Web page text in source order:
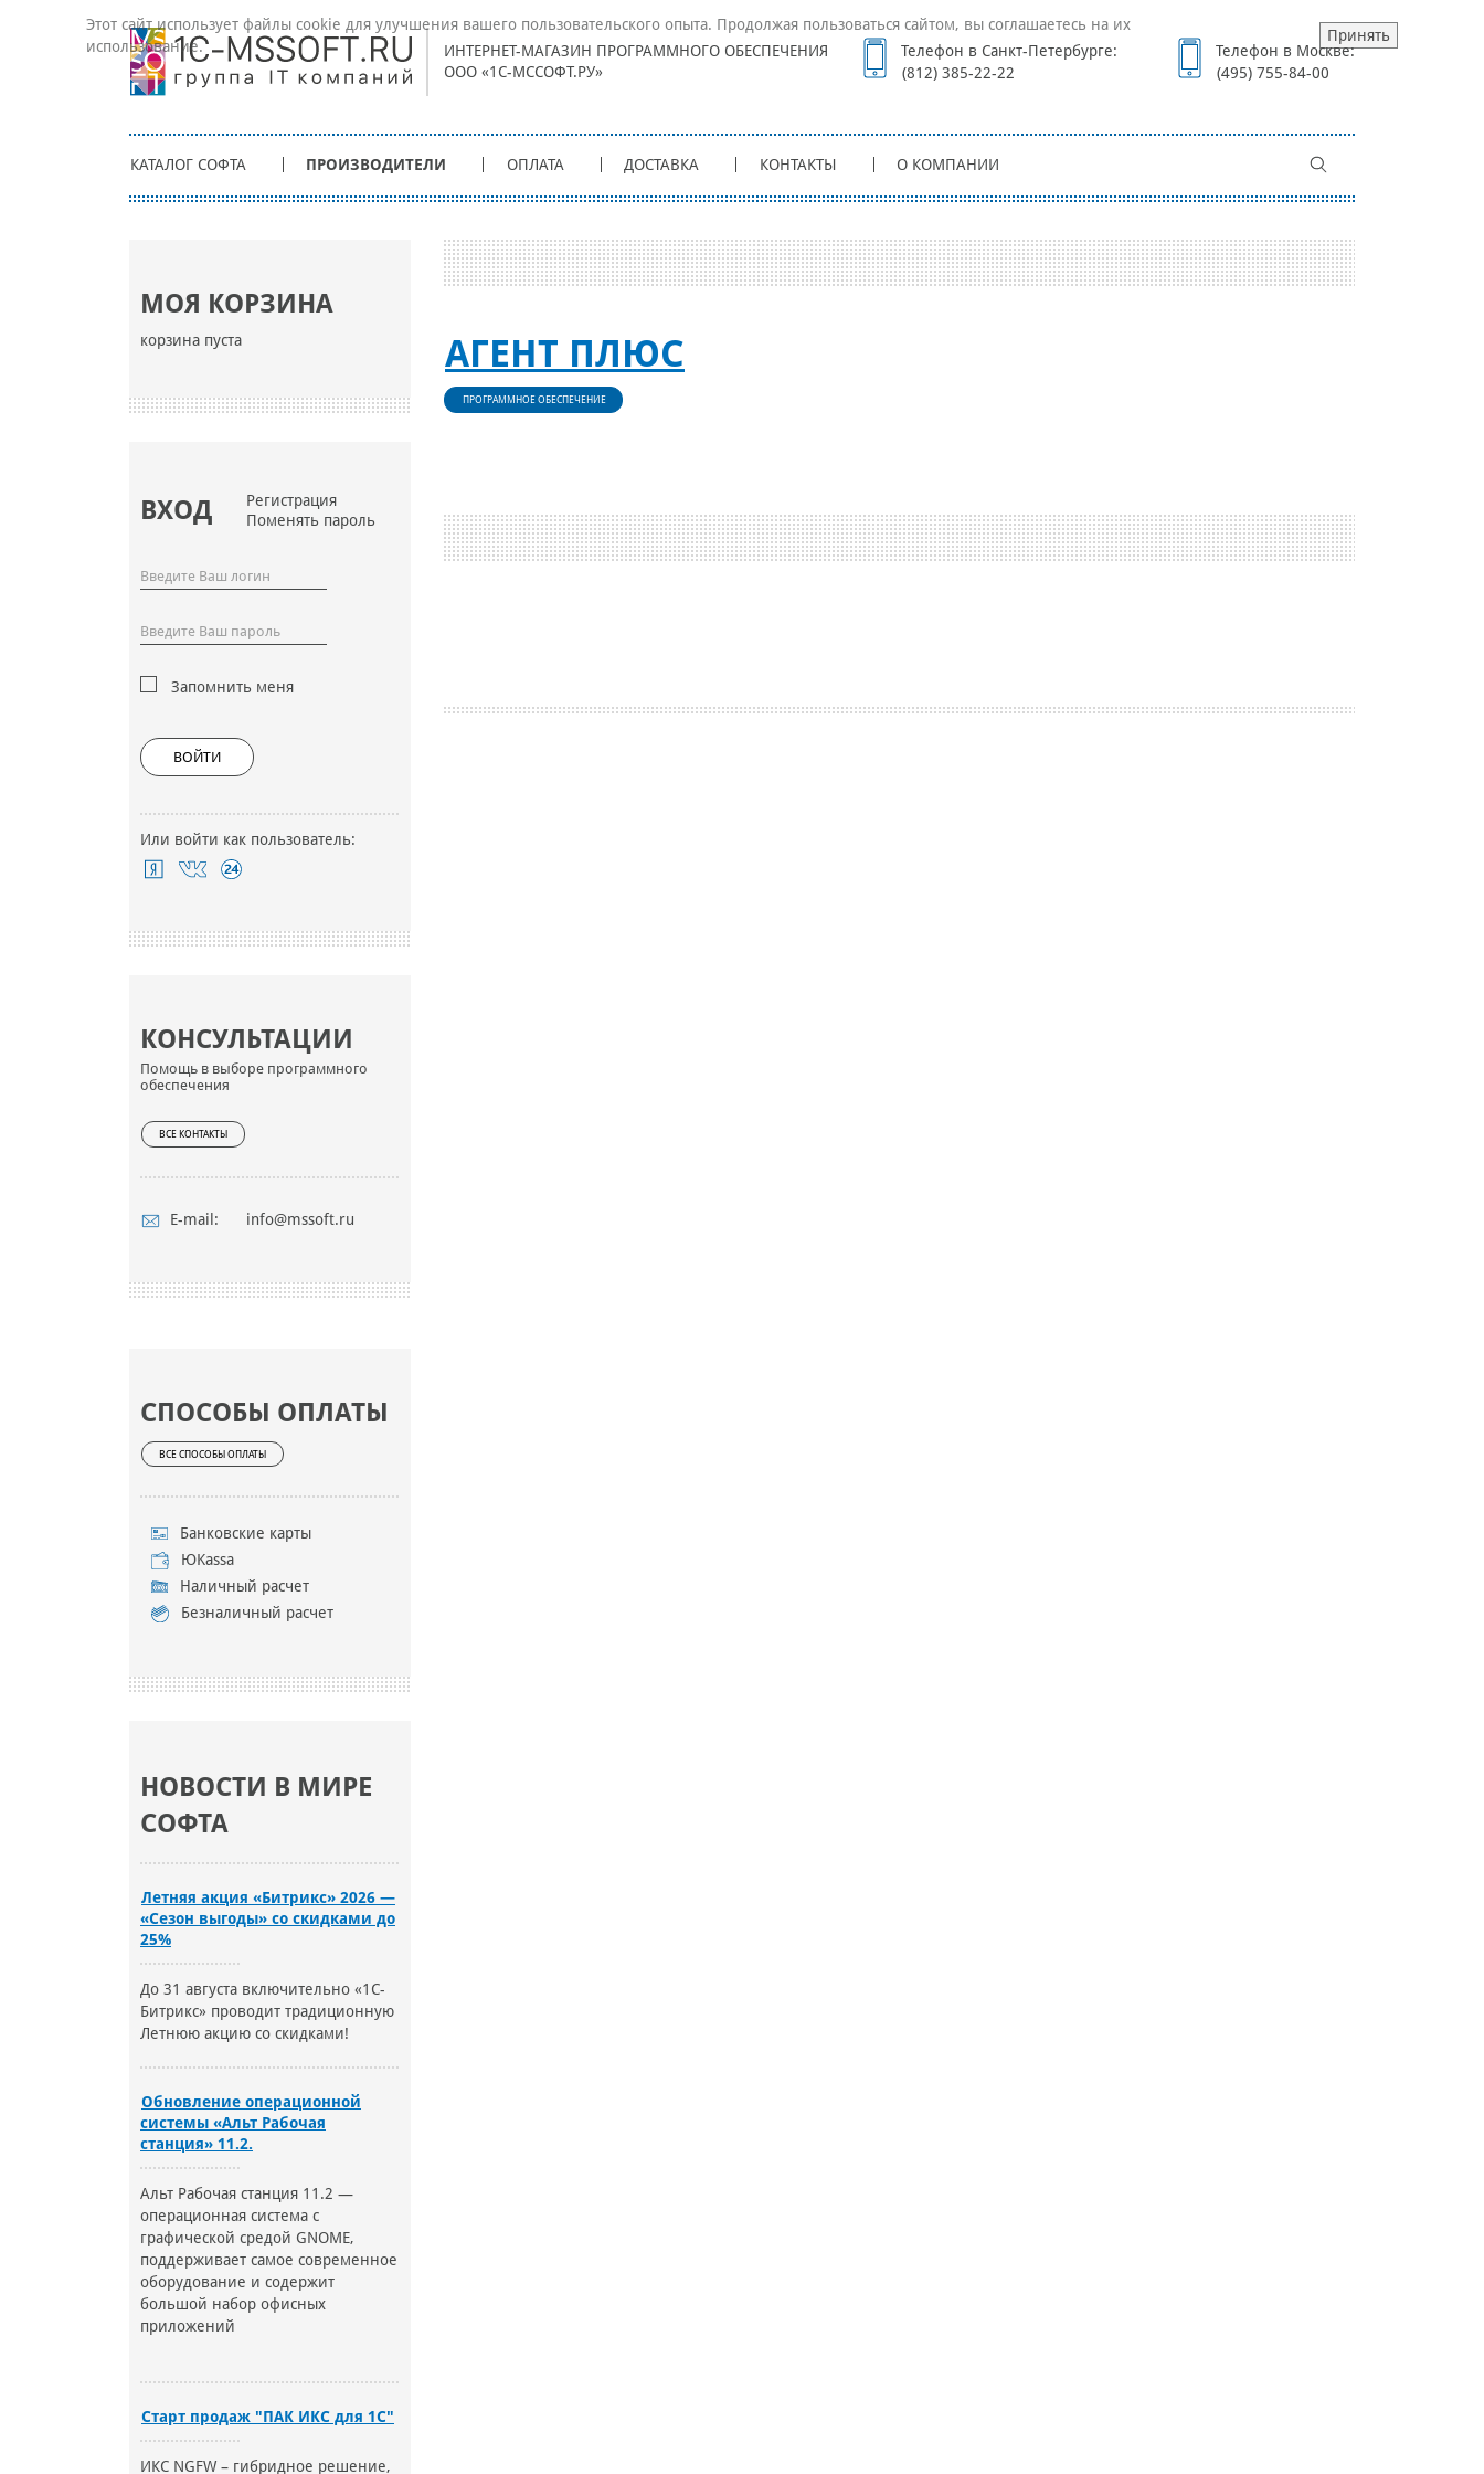
ИНТЕРНЕТ-МАГАЗИН ПРОГРАММНОГО ОБЕСПЕЧЕНИЯ
ООО «1С-МССОФТ.РУ»
Телефон в Санкт-Петербурге:
(812) 385-22-22
Телефон в Москве:
(495) 755-84-00
КАТАЛОГ СОФТА ПРОИЗВОДИТЕЛИ ОПЛАТА ДОСТАВКА КОНТАКТЫ О КОМПАНИИ
МОЯ КОРЗИНА
корзина пуста
ВХОД
Регистрация
Поменять пароль
Запомнить меня
ВОЙТИ
Или войти как пользователь:
КОНСУЛЬТАЦИИ
Помощь в выборе программного
обеспечения
ВСЕ КОНТАКТЫ
E-mail: info@mssoft.ru
СПОСОБЫ ОПЛАТЫ
ВСЕ СПОСОБЫ ОПЛАТЫ
Банковские карты
ЮKassa
Наличный расчет
Безналичный расчет
НОВОСТИ В МИРЕ
СОФТА
Летняя акция «Битрикс» 2026 —
«Сезон выгоды» со скидками до
25%
До 31 августа включительно «1С-
Битрикс» проводит традиционную
Летнюю акцию со скидками!
Обновление операционной
системы «Альт Рабочая
станция» 11.2.
Альт Рабочая станция 11.2 —
операционная система с
графической средой GNOME,
поддерживает самое современное
оборудование и содержит
большой набор офисных
приложений
Старт продаж "ПАК ИКС для 1С"
ИКС NGFW – гибридное решение,
АГЕНТ ПЛЮС
ПРОГРАММНОЕ ОБЕСПЕЧЕНИЕ
Этот сайт использует файлы cookie для улучшения вашего пользовательского опыта. Продолжая пользоваться сайтом, вы соглашаетесь на их
использование.
Принять